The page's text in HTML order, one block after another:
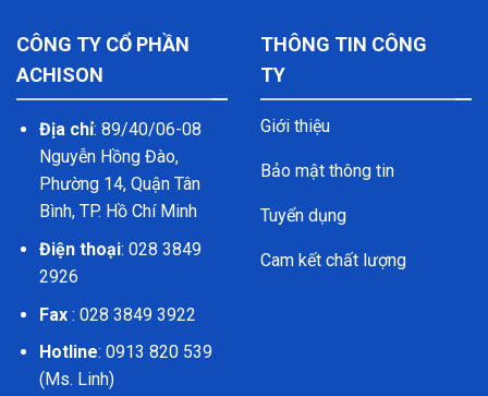
CÔNG TY CỔ PHẦN
ACHISON
Địa chỉ: 89/40/06-08
Nguyễn Hồng Đào,
Phường 14, Quận Tân
Bình, TP. Hồ Chí Minh
Điện thoại: 028 3849
2926
Fax: 028 3849 3922
Hotline: 0913 820 539
(Ms. Linh)
THÔNG TIN CÔNG
TY
Giới thiệu
Bảo mật thông tin
Tuyển dụng
Cam kết chất lượng